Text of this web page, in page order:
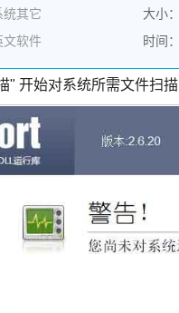
统其它 大小：
文软件 时间：
" 开始对系统所需文件扫描